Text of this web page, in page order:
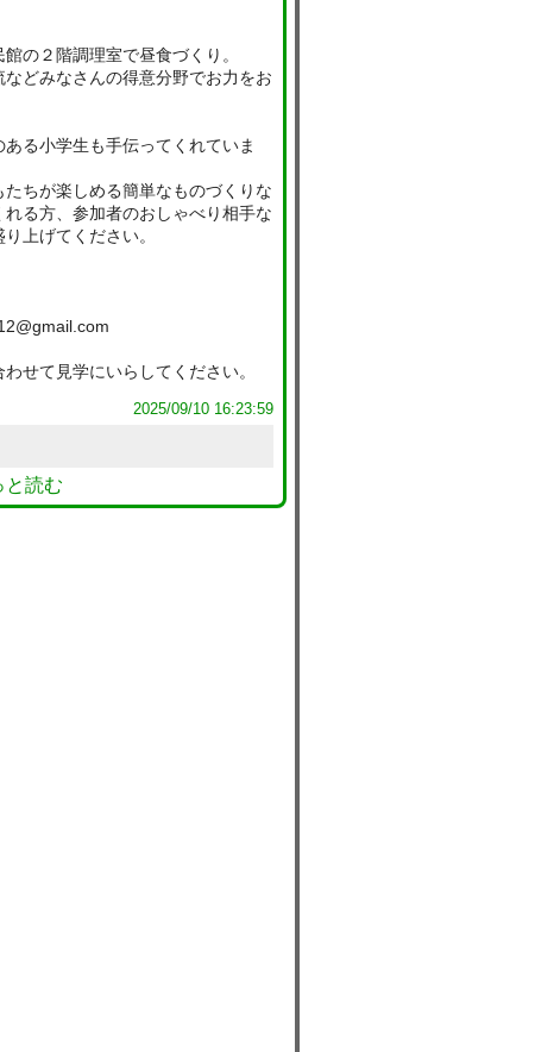
の２階調理室で昼食づくり。
どみなさんの得意分野でお力をお
る小学生も手伝ってくれていま
ちが楽しめる簡単なものづくりな
る方、参加者のおしゃべり相手な
上げてください。
せて見学にいらしてください。
2025/09/10 16:23:59
と読む